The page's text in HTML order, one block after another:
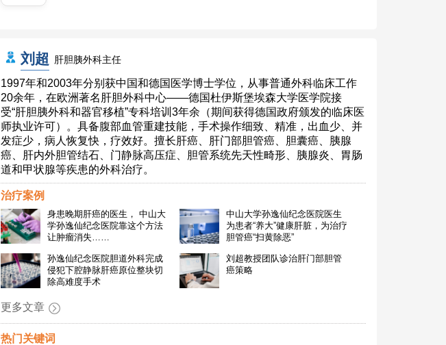
刘超 肝胆胰外科主任
1997年和2003年分别获中国和德国医学博士学位，从事普通外科临床工作
20余年，在欧洲著名肝胆外科中心——德国杜伊斯堡埃森大学医学院接
受“肝胆胰外科和器官移植”专科培训3年余（期间获得德国政府颁发的临床医
师执业许可）。具备腹部血管重建技能，手术操作细致、精准，出血少、并
发症少，病人恢复快，疗效好。擅长肝癌、肝门部胆管癌、胆囊癌、胰腺
癌、肝内外胆管结石、门静脉高压症、胆管系统先天性畸形、胰腺炎、胃肠
道和甲状腺等疾患的外科治疗。
治疗案例
身患晚期肝癌的医生， 中山大
学孙逸仙纪念医院靠这个方法
让肿瘤消失……
中山大学孙逸仙纪念医院医生
为患者“养大”健康肝脏，为治疗
胆管癌“扫黄除恶”
孙逸仙纪念医院胆道外科完成
侵犯下腔静脉肝癌原位整块切
除高难度手术
刘超教授团队诊治肝门部胆管
癌策略
更多文章
热门关键词